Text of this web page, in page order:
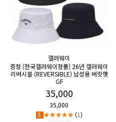
캘러웨이
증정 [한국캘러웨이정품] 26년 캘러웨이
리버시블 (REVERSIBLE) 남성용 버킷햇
GF
35,000
35,000
5 ★★★★★ (1)